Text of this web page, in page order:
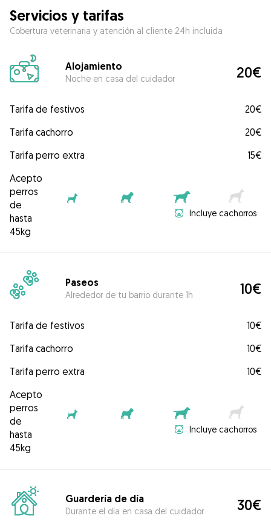
Servicios y tarifas
Cobertura veterinaria y atención al cliente 24h incluida
Alojamiento
Noche en casa del cuidador 20€
Tarifa de festivos
20€
Tarifa cachorro
20€
Tarifa perro extra
15€
Acepto
perros
de
hasta
45kg
Incluye cachorros
Paseos
Alrededor de tu barrio durante 1h 10€
Tarifa de festivos
10€
Tarifa cachorro
10€
Tarifa perro extra
10€
Acepto
perros
de
hasta
45kg
Incluye cachorros
Guardería de día
Durante el día en casa del cuidador 30€